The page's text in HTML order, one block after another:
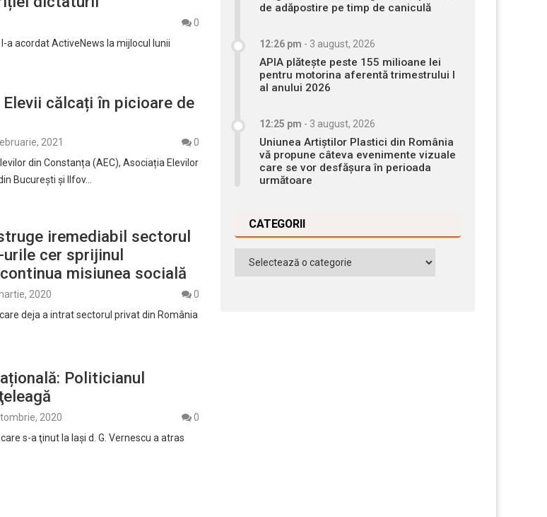
0
a acordat ActiveNews la mijlocul lunii
călcați în picioare de
2021
0
din Constanța (AEC), Asociația Elevilor
București și Ilfov…
iremediabil sectorul
urile cer sprijinul
misiunea socială
2020
0
deja a intrat sectorul privat din România
Politicianul
2020
0
s-a ţinut la Iaşi d. G. Vernescu a atras
de adăpostire pe timp de caniculă
12:26 pm - 3 august, 2026
APIA plătește peste 155 milioane lei
pentru motorina aferentă trimestrului I
al anului 2026
12:25 pm - 3 august, 2026
Uniunea Artiștilor Plastici din România
vă propune câteva evenimente vizuale
care se vor desfășura în perioada
următoare
CATEGORII
Categorii